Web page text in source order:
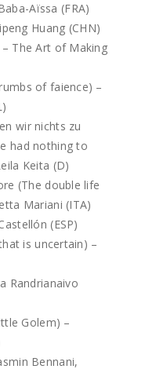
Aïssa (FRA)
Huang (CHN)
The Art of Making
of faience) –
wir nichts zu
had nothing to
Keita (D)
(The double life
Mariani (ITA)
(ESP)
is uncertain) –
Randrianaivo
Golem) –
Bennani,